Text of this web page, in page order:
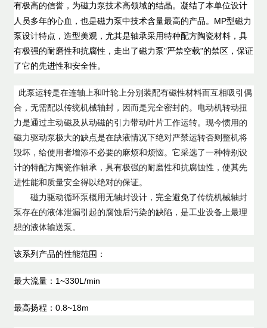
有极高的信誉， 为磁力泵技术高领域的结晶。凝结了本单位设计
人员多年的心血，也是磁力泵中技术含量最高的产品。MP型磁力
泵设计特点，造型美观，尤其是轴承采用特种配方陶瓷材料，具
有极强的耐磨性和抗腐性，走出了磁力泵"严禁空载"的禁区，保证
了它的先进性和安全性。
此泵运转是在连轴上和叶轮上分别装配有磁性材料而互相吸引偶
合，无需配以传统机械轴封，因而是完全密封的。电动机转动扭
力是通过主动磁及从动磁的引力带动叶片工作运转。现今惯用的
磁力驱动泵极大的缺点是在缺液情况下绝对严禁运转否则整机将
毁坏，给使用者增添不必要的麻烦和烦恼。它采选了一种特别设
计的特配方陶瓷作轴承，具有极强的耐磨性和抗腐蚀性，使其先
进性能和质量安全得以绝对的保证。
磁力驱动循环泵概用无轴封设计，完全避免了传统机械轴封
泵存在的液体泄漏引起的腐蚀后污染的缺陷，是工业设备上最理
想的液体输送泵。
该系列产品的性能范围：
最大流量：1~330L/min
最高扬程：0.8~18m